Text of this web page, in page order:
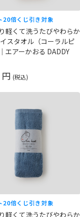
20倍くじ引き対象
軽くて洗うたびやわらか
スタオル（コーラルピ
エアーかおる DADDY
(税込)
20倍くじ引き対象
軽くて洗うたびやわらか